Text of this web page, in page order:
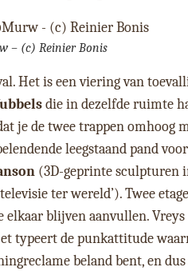
– (c) Reinier Bonis
Het is een viering van
die in dezelfde ruimte
je de twee trappen omhoog
leegstaand pand
(3D-geprinte sculpturen
ter wereld’). Twee
elkaar blijven aanvullen.
typeert de punkattitude
beland bent, en